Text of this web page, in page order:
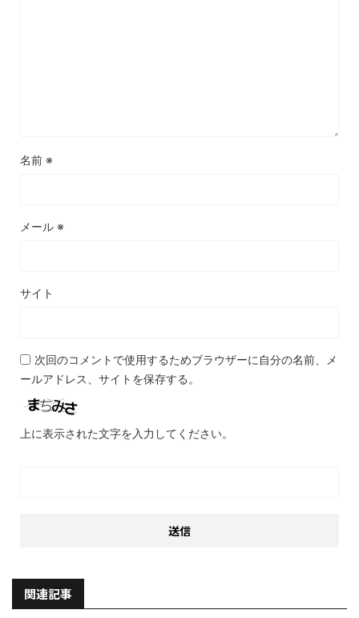
名前 ※
メール ※
サイト
次回のコメントで使用するためブラウザーに自分の名前、メ
ールアドレス、サイトを保存する。
上に表示された文字を入力してください。
関連記事